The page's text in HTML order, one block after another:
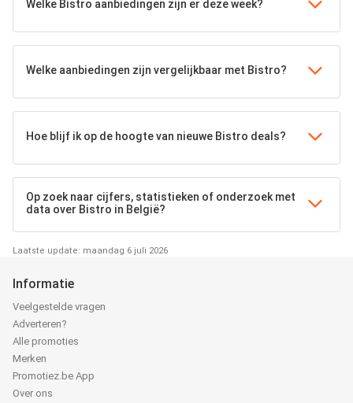
Welke Bistro aanbiedingen zijn er deze week?
Welke aanbiedingen zijn vergelijkbaar met Bistro?
Hoe blijf ik op de hoogte van nieuwe Bistro deals?
Op zoek naar cijfers, statistieken of onderzoek met
data over Bistro in België?
Laatste update: maandag 6 juli 2026
Informatie
Veelgestelde vragen
Adverteren?
Alle promoties
Merken
Promotiez.be App
Over ons